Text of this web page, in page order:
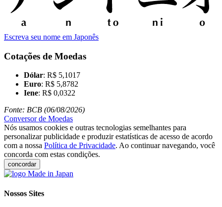
Escreva seu nome em Japonês
Cotações de Moedas
Dólar: R$ 5,1017
Euro: R$ 5,8782
Iene: R$ 0,0322
Fonte: BCB (06/08/2026)
Conversor de Moedas
Nós usamos cookies e outras tecnologias semelhantes para
personalizar publicidade e produzir estatísticas de acesso de acordo
com a nossa Política de Privacidade. Ao continuar navegando, você
concorda com estas condições.
concordar
Nossos Sites